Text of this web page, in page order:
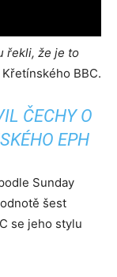
řekli, že je to
BBC.
ČECHY O
EPH
Sunday
šest
se jeho stylu